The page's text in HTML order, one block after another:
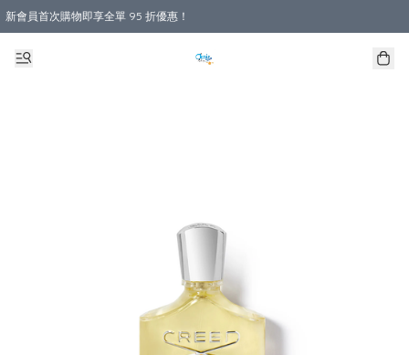
新會員首次購物即享全單 95 折優惠！
購物滿 HKD 800.00即享免運費優惠！（適用於 本地送貨、本地取貨 )